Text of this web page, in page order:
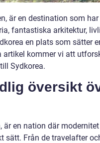
är en destination som
fantastiska arkitektur,
en plats som sätter
artikel kommer vi att
Sydkorea.
översikt
är en nation där
sätt. Från de travelafter